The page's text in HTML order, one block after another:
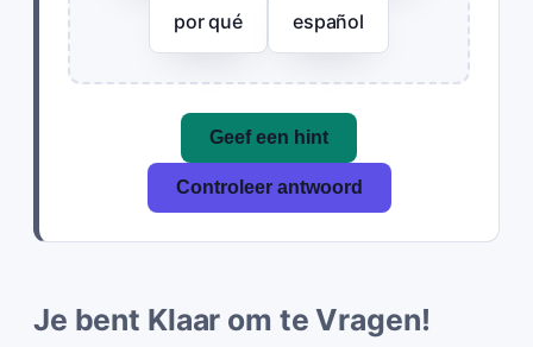
por qué español
Geef een hint
Controleer antwoord
Je bent Klaar om te Vragen!